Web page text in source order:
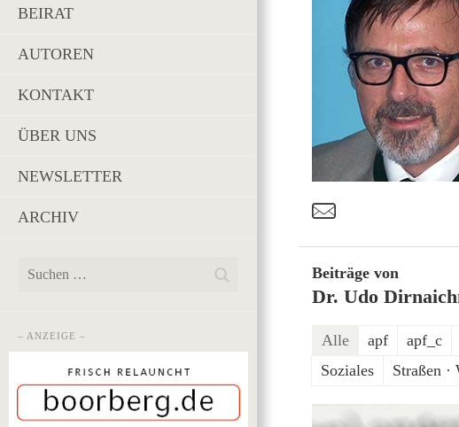
BEIRAT
AUTOREN
KONTAKT
ÜBER UNS
NEWSLETTER
ARCHIV
– ANZEIGE –
t
Beiträge von
Dr. Udo
Alle apf apf_c
Soziales
Straßen ·